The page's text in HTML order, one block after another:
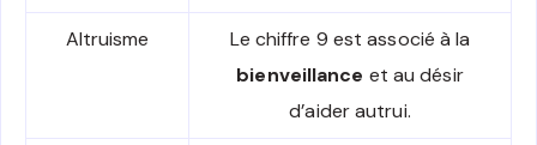
Altruisme
Le chiffre 9 est associé à la
bienveillance et au désir
d’aider autrui.